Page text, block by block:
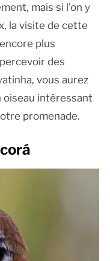
mais si l’on y
la visite de cette
plus
des
vous aurez
oiseau intéressant
promenade.